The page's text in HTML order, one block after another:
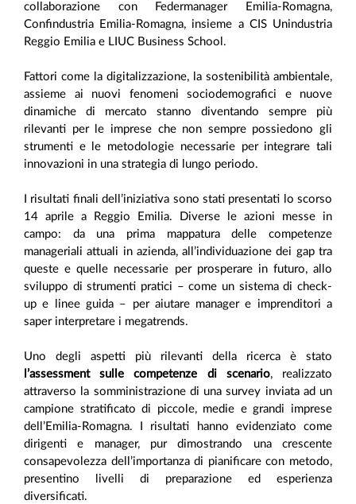
collaborazione con Federmanager Emilia-Romagna,
Confindustria Emilia-Romagna, insieme a CIS Unindustria
Reggio Emilia e LIUC Business School.
Fattori come la digitalizzazione, la sostenibilità ambientale,
assieme ai nuovi fenomeni sociodemografici e nuove
dinamiche di mercato stanno diventando sempre più
rilevanti per le imprese che non sempre possiedono gli
strumenti e le metodologie necessarie per integrare tali
innovazioni in una strategia di lungo periodo.
I risultati finali dell’iniziativa sono stati presentati lo scorso
14 aprile a Reggio Emilia. Diverse le azioni messe in
campo: da una prima mappatura delle competenze
manageriali attuali in azienda, all’individuazione dei gap tra
queste e quelle necessarie per prosperare in futuro, allo
sviluppo di strumenti pratici – come un sistema di check-
up e linee guida – per aiutare manager e imprenditori a
saper interpretare i megatrends.
Uno degli aspetti più rilevanti della ricerca è stato
l’assessment sulle competenze di scenario, realizzato
attraverso la somministrazione di una survey inviata ad un
campione stratificato di piccole, medie e grandi imprese
dell’Emilia-Romagna. I risultati hanno evidenziato come
dirigenti e manager, pur dimostrando una crescente
consapevolezza dell’importanza di pianificare con metodo,
presentino livelli di preparazione ed esperienza
diversificati.